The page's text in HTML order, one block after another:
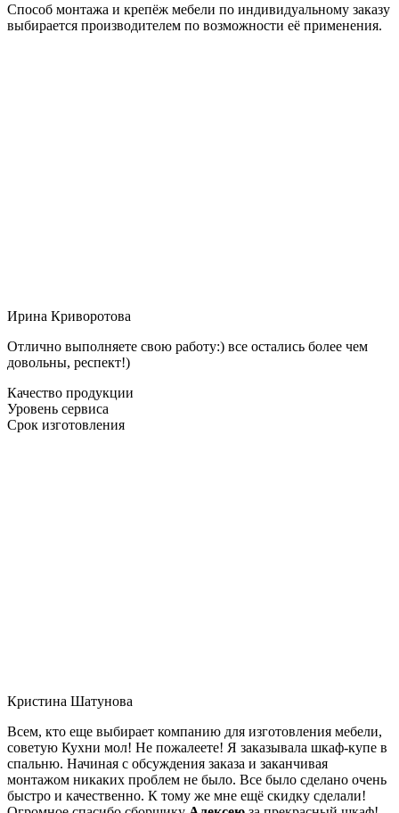
Способ монтажа и крепёж мебели по индивидуальному заказу
выбирается производителем по возможности её применения.
Ирина Криворотова
Отлично выполняете свою работу:) все остались более чем
довольны, респект!)
Качество продукции
Уровень сервиса
Срок изготовления
Кристина Шатунова
Всем, кто еще выбирает компанию для изготовления мебели,
советую Кухни мол! Не пожалеете! Я заказывала шкаф-купе в
спальню. Начиная с обсуждения заказа и заканчивая
монтажом никаких проблем не было. Все было сделано очень
быстро и качественно. К тому же мне ещё скидку сделали!